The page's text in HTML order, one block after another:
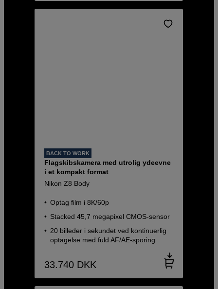
BACK TO WORK
Flagskibskamera med utrolig ydeevne
i et kompakt format
Nikon Z8 Body
Optag film i 8K/60p
Stacked 45,7 megapixel CMOS-sensor
20 billeder i sekundet ved kontinuerlig
optagelse med fuld AF/AE-sporing
33.740 DKK